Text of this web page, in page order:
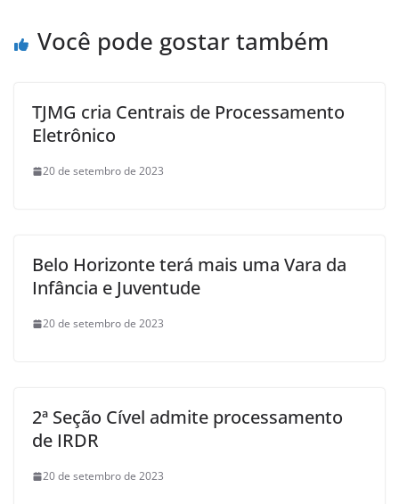
Você pode gostar também
TJMG cria Centrais de Processamento
Eletrônico
20 de setembro de 2023
Belo Horizonte terá mais uma Vara da
Infância e Juventude
20 de setembro de 2023
2ª Seção Cível admite processamento
de IRDR
20 de setembro de 2023